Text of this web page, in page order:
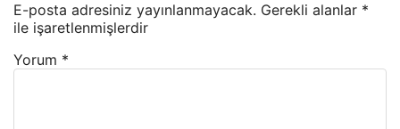
E-posta adresiniz yayınlanmayacak. Gerekli alanlar *
ile işaretlenmişlerdir
Yorum *